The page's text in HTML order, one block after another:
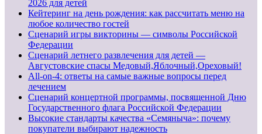
2026 для детей
Кейтеринг на день рождения: как рассчитать меню на
любое количество гостей
Сценарий игры викторины — символы Российской
Федерации
Сценарий летнего развлечения для детей —
Августовские спасы Медовый,Яблочный,Ореховый!
All-on-4: ответы на самые важные вопросы перед
лечением
Сценарий концертной программы, посвященной Дню
Государственного флага Российской Федерации
Высокие стандарты качества «Семяныча»: почему
покупатели выбирают надежность